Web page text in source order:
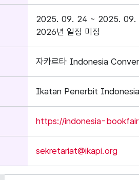
2025. 09. 24 ~ 2025. 09.
2026년 일정 미정
자카르타 Indonesia
Ikatan Penerbit
https://indonesia-
sekretariat@ikapi.org